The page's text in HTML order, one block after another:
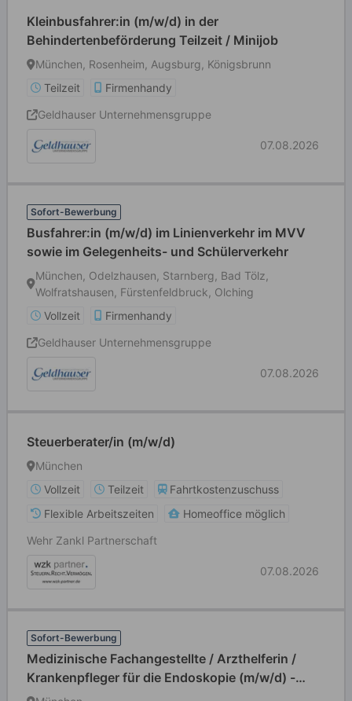
Kleinbusfahrer:in (m/w/d) in der
Behindertenbeförderung Teilzeit / Minijob
München, Rosenheim, Augsburg, Königsbrunn
Teilzeit
Firmenhandy
Geldhauser Unternehmensgruppe
07.08.2026
Sofort-Bewerbung
Busfahrer:in (m/w/d) im Linienverkehr im MVV
sowie im Gelegenheits- und Schülerverkehr
München, Odelzhausen, Starnberg, Bad Tölz,
Wolfratshausen, Fürstenfeldbruck, Olching
Vollzeit
Firmenhandy
Geldhauser Unternehmensgruppe
07.08.2026
Steuerberater/in (m/w/d)
München
Vollzeit
Teilzeit
Fahrtkostenzuschuss
Flexible Arbeitszeiten
Homeoffice möglich
Wehr Zankl Partnerschaft
07.08.2026
Sofort-Bewerbung
Medizinische Fachangestellte / Arzthelferin /
Krankenpfleger für die Endoskopie (m/w/d) -
Vollzeit / Teilzeit